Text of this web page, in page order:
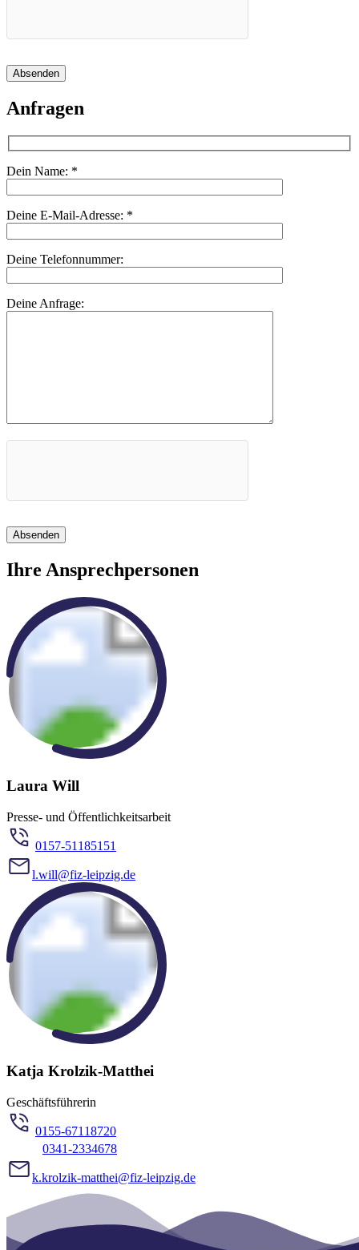
Absenden
Anfragen
Dein Name: *
Deine E-Mail-Adresse: *
Deine Telefonnummer:
Deine Anfrage:
Absenden
Ihre Ansprechpersonen
Laura Will
Presse- und Öffentlichkeitsarbeit
0157-51185151
l.will@fiz-leipzig.de
Katja Krolzik-Matthei
Geschäftsführerin
0155-67118720
0341-2334678
k.krolzik-matthei@fiz-leipzig.de